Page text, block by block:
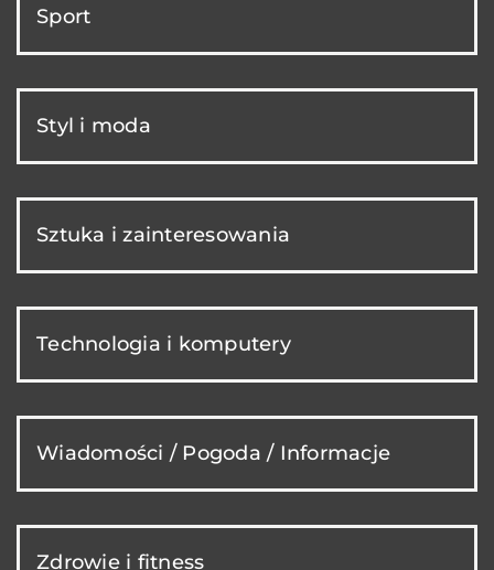
Sport
Styl i moda
Sztuka i zainteresowania
Technologia i komputery
Wiadomości / Pogoda / Informacje
Zdrowie i fitness